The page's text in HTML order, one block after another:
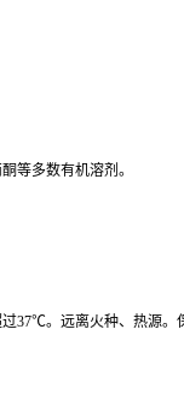
等多数有机溶剂。
37℃。远离火种、热源